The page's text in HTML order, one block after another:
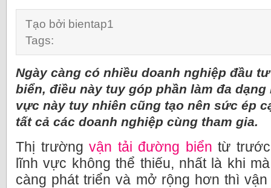
Tạo bởi bientap1
Tags:
Ngày càng có nhiều doanh nghiệp đầu
biển, điều này tuy góp phần làm đa
vực này tuy nhiên cũng tạo nên sức ép
tất cả các doanh nghiệp cùng tham gia.
Thị trường vận tải đường biển từ
lĩnh vực không thể thiếu, nhất là khi
càng phát triển và mở rộng hơn thì